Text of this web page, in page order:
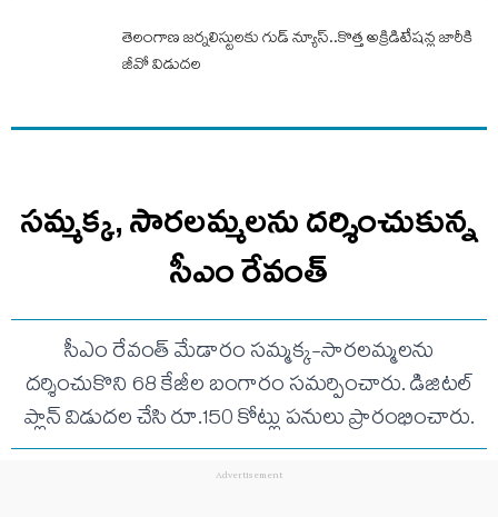
తెలంగాణ జర్నలిస్టులకు గుడ్ న్యూస్..కొత్త అక్రిడిటేషన్ల జారీకి
జీవో విడుదల
సమ్మక్క, సారలమ్మలను దర్శించుకున్న
సీఎం రేవంత్
సీఎం రేవంత్ మేడారం సమ్మక్క-సారలమ్మలను
దర్శించుకొని 68 కేజీల బంగారం సమర్పించారు. డిజిటల్
ప్లాన్ విడుదల చేసి రూ.150 కోట్లు పనులు ప్రారంభించారు.